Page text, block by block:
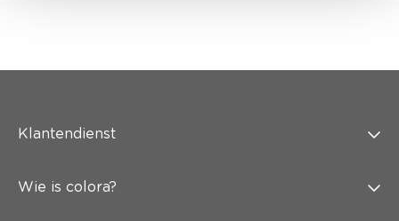
Klantendienst
Wie is colora?